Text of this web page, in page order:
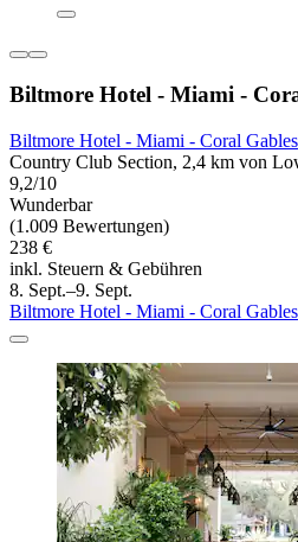
Biltmore Hotel - Miami -
Biltmore Hotel - Miami - Coral Gables
Country Club Section, 2,4 km von
9,2/10
Wunderbar
(1.009 Bewertungen)
238 €
inkl. Steuern & Gebühren
8. Sept.–9. Sept.
Biltmore Hotel - Miami - Coral Gables